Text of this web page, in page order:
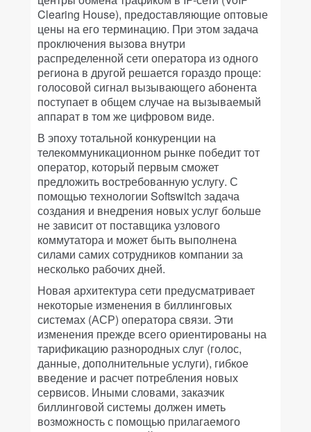
Clearing House), предоставляющие оптовые
цены на его терминацию. При этом задача
проключения вызова внутри
распределенной сети оператора из одного
региона в другой решается гораздо проще:
голосовой сигнал вызывающего абонента
поступает в общем случае на вызываемый
аппарат в том же цифровом виде.
В эпоху тотальной конкуренции на
телекоммуникационном рынке победит тот
оператор, который первым сможет
предложить востребованную услугу. С
помощью технологии Softswitch задача
создания и внедрения новых услуг больше
не зависит от поставщика узлового
коммутатора и может быть выполнена
силами самих сотрудников компании за
несколько рабочих дней.
Новая архитектура сети предусматривает
некоторые изменения в биллинговых
системах (АСР) оператора связи. Эти
изменения прежде всего ориентированы на
тарификацию разнородных слуг (голос,
данные, дополнительные услуги), гибкое
введение и расчет потребления новых
сервисов. Иными словами, заказчик
биллинговой системы должен иметь
возможность с помощью прилагаемого